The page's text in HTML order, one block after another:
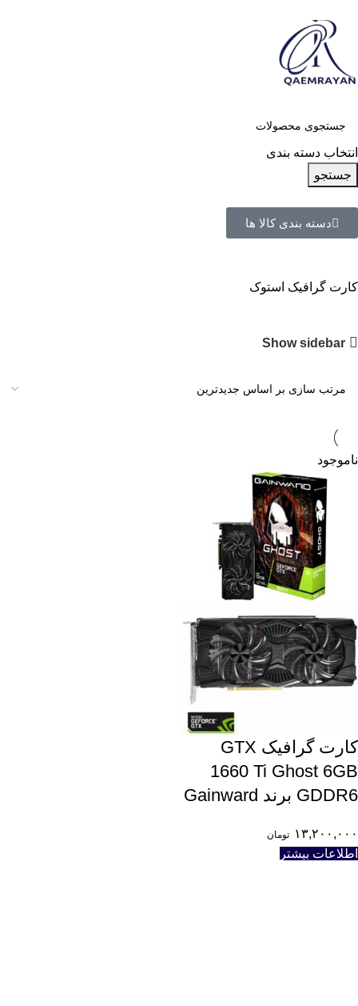
انتخاب دسته بندی
جستجو
دسته بندی کالا ها
کارت گرافیک استوک
Show sidebar
ناموجود
کارت گرافیک GTX
1660 Ti Ghost 6GB
GDDR6 برند Gainward
۱۳,۲۰۰,۰۰۰ تومان
اطلاعات بیشتر